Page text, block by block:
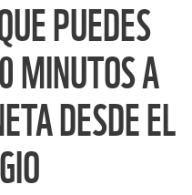
PUEDES
MINUTOS A
DESDE EL